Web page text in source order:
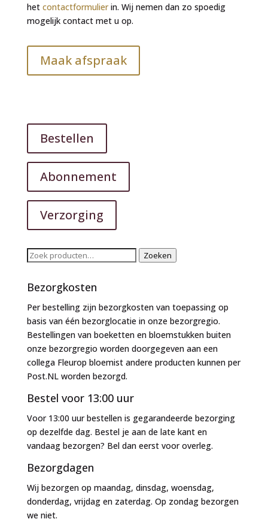
het contactformulierin. Wij nemen dan zo spoedig
mogelijk contact met u op.
Maak afspraak
Bestellen
Abonnement
Verzorging
Zoeken
Zoeken
Bezorgkosten
Per bestelling zijn bezorgkosten van toepassing op
basis van één bezorglocatie in onze bezorgregio.
Bestellingen van boeketten en bloemstukken buiten
onze bezorgregio worden doorgegeven aan een
collega Fleurop bloemist andere producten kunnen per
Post.NL worden bezorgd.
Bestel voor 13:00 uur
Voor 13:00 uur bestellen is gegarandeerde bezorging
op dezelfde dag. Bestel je aan de late kant en
vandaag bezorgen? Bel dan eerst voor overleg.
Bezorgdagen
Wij bezorgen op maandag, dinsdag, woensdag,
donderdag, vrijdag en zaterdag. Op zondag bezorgen
we niet.